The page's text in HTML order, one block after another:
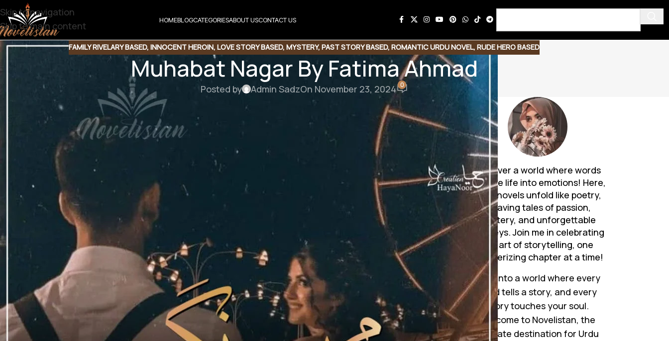
Skip to navigation
Skip to main content
HOMEBLOGCATEGORIESABOUT USCONTACT US
FAMILY RIVELARY BASED, INNOCENT HEROIN, LOVE STORY BASED, MYSTERY, PAST STORY BASED, ROMANTIC URDU NOVEL, RUDE HERO BASED
Muhabat Nagar By Fatima Ahmad
Posted by Admin SadzOn November 23, 2024 0
Muhabat Nagar By Fatima Ahmad
Download Link
کیوں تم نے مجھے کچھ نہ بتایا ،کیوں تم نے مجھے ہر چیز سے لاعلم رکھا اور
سارے درد کو اپنے سینے میں جمع کرتی رہی ۔یہاں تک کہ وہ درد ت
قبر کے پاس بیٹھے شخص کی آواز میں ملال، درد، دکھ، تکلیف کے ساتھ ساتھ نجانے
کیا کچھ نہیں تھا۔ وہ پاگل یہ بھول بیٹھا تھا کہ قبریں کبھی نہیں بولتی ہیں۔ قبریں اگر لوگوں
سے باتیں کرنے لگیں تو شاید ہر شخص اپنے پیاروں سے باتیں کرنے کے لیے قبرستان میں ہی بیٹھا رہے۔
خان کو بیٹھے ابھی تھوری دیر گزری تھی۔ کہ ایک شخص ہاتھ میں
چھاتا لیے اس کے پاس آیا اور اس کے کندھے پر ہاتھ رکھتے بولا
Discover a world where words
breathe life into emotions! Here,
Urdu novels unfold like poetry,
weaving tales of passion,
mystery, and unforgettable
journeys. Join me in celebrating
the art of storytelling, one
mesmerizing chapter at a time!
Step into a world where every
word tells a story, and every
story touches your soul.
Welcome to Novelistan, the
ultimate destination for Urdu